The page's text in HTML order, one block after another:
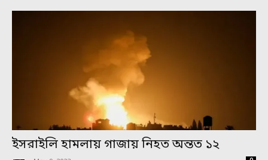
ইসরাইলি হামলায় গাজায় নিহত অন্তত ১২